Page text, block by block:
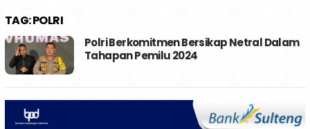
TAG:POLRI
Polri Berkomitmen Bersikap Netral Dalam
Tahapan Pemilu 2024